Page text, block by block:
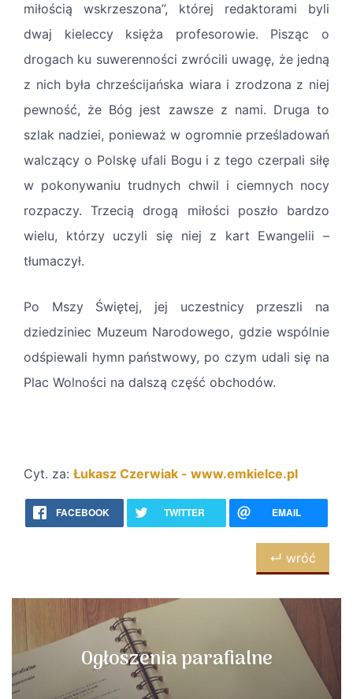
miłością wskrzeszona”, której redaktorami byli
dwaj kieleccy księża profesorowie. Pisząc o
drogach ku suwerenności zwrócili uwagę, że jedną
z nich była chrześcijańska wiara i zrodzona z niej
pewność, że Bóg jest zawsze z nami. Druga to
szlak nadziei, ponieważ w ogromnie prześladowań
walczący o Polskę ufali Bogu i z tego czerpali siłę
w pokonywaniu trudnych chwil i ciemnych nocy
rozpaczy. Trzecią drogą miłości poszło bardzo
wielu, którzy uczyli się niej z kart Ewangelii –
tłumaczył.
Po Mszy Świętej, jej uczestnicy przeszli na
dziedziniec Muzeum Narodowego, gdzie wspólnie
odśpiewali hymn państwowy, po czym udali się na
Plac Wolności na dalszą część obchodów.
Cyt. za: Łukasz Czerwiak - www.emkielce.pl
FACEBOOK TWITTER EMAIL
↵ wróć
Ogłoszenia parafialne